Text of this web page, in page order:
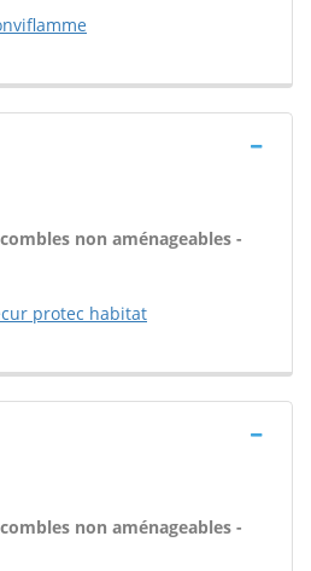
non aménageables -
protec habitat
non aménageables -